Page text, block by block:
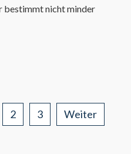
bestimmt nicht minder
2 3
Weiter